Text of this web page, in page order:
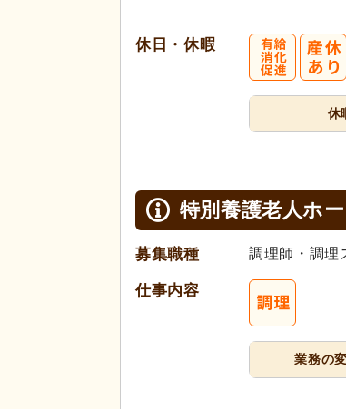
休日・休暇
休
特別養護老人ホ
募集職種 調理師・調理
仕事内容
業務の